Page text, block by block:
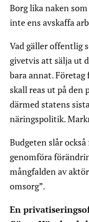
Borg lika naken
inte ens avskaffa
Vad gäller offentlig
givetvis att sälja ut
bara annat.
skall reas ut på
därmed statens
näringspolitik.
Budgeten slår
genomföra
mångfalden av
omsorg”.
En